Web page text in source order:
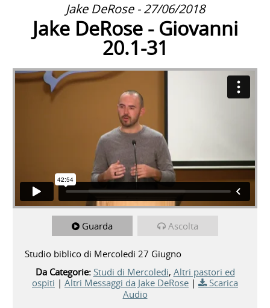
Jake DeRose - 27/06/2018
Jake DeRose - Giovanni
20.1-31
Guarda Ascolta
Studio biblico di Mercoledi 27 Giugno
Da Categorie: Studi di Mercoledi, Altri pastori ed
ospiti | Altri Messaggi da Jake DeRose |
Scarica
Audio